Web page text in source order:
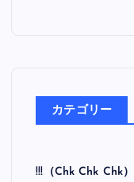
カテゴリー
!!!（Chk Chk Chk）